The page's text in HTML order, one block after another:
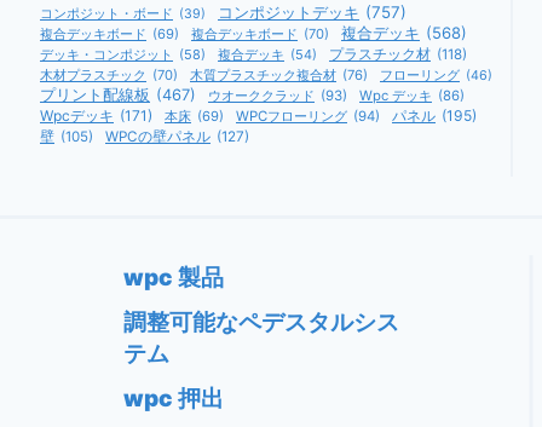
コンポジット・ボード (39) コンポジットデッキ (757)
複合デッキボード (69) 複合デッキボード (70) 複合デッキ (568)
デッキ・コンポジット (58) 複合デッキ (54) プラスチック材 (118)
木材プラスチック (70) 木質プラスチック複合材 (76) フローリング (46)
プリント配線板 (467) ウオーククラッド (93) Wpc デッキ (86)
Wpcデッキ (171) 本床 (69) WPCフローリング (94) パネル (195)
壁 (105) WPCの壁パネル (127)
wpc 製品
調整可能なペデスタルシス
テム
wpc 押出